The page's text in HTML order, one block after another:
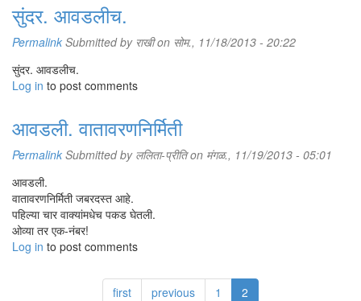
सुंदर. आवडलीच.
Permalink Submitted by राखीon सोम., 11/18/2013 - 20:22
सुंदर. आवडलीच.
Log in to post comments
आवडली. वातावरणनिर्मिती
Permalink Submitted by ललिता-प्रीतिon मंगळ., 11/19/2013 - 05:01
आवडली.
वातावरणनिर्मिती जबरदस्त आहे.
पहिल्या चार वाक्यांमधेच पकड घेतली.
ओव्या तर एक-नंबर!
Log in to post comments
first previous 1 2